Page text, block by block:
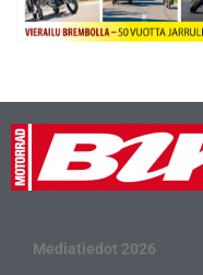
Mediatiedot 2026